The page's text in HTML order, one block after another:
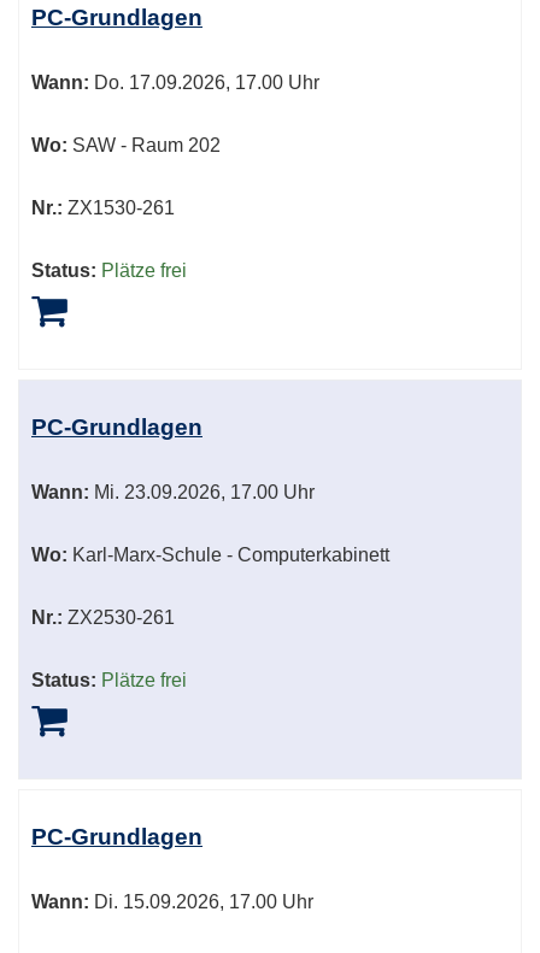
PC-Grundlagen
Wann: Do. 17.09.2026, 17.00 Uhr
Wo: SAW - Raum 202
Nr.: ZX1530-261
Status: Plätze frei
PC-Grundlagen
Wann: Mi. 23.09.2026, 17.00 Uhr
Wo: Karl-Marx-Schule - Computerkabinett
Nr.: ZX2530-261
Status: Plätze frei
PC-Grundlagen
Wann: Di. 15.09.2026, 17.00 Uhr